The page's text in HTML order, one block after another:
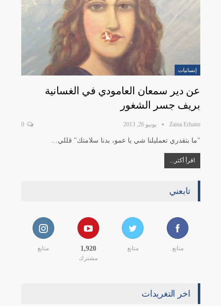
إنسانيات
عن دير سمعان العامودي في الغسانية
بريف جسر الشغور
Zaina Erhaim يونيو 26, 2013 0
"ما بتقدري تعمليلنا شي يا عمو، بدنا سلامتك" قللي…
اقرأ أكثر...
تابعني
متابع متابع 1,920
مشترك
متابع
اخر التغريدات